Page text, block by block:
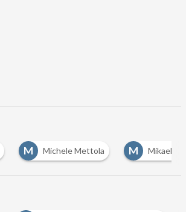
M Michele Mettola M Mikael